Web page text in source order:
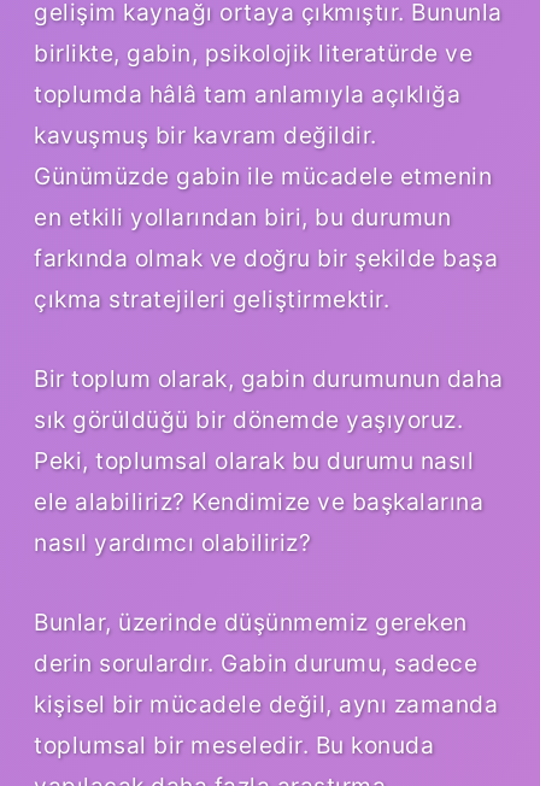
gelişim kaynağı ortaya çıkmıştır. Bununla
birlikte, gabin, psikolojik literatürde ve
toplumda hâlâ tam anlamıyla açıklığa
kavuşmuş bir kavram değildir.
Günümüzde gabin ile mücadele etmenin
en etkili yollarından biri, bu durumun
farkında olmak ve doğru bir şekilde başa
çıkma stratejileri geliştirmektir.
Bir toplum olarak, gabin durumunun daha
sık görüldüğü bir dönemde yaşıyoruz.
Peki, toplumsal olarak bu durumu nasıl
ele alabiliriz? Kendimize ve başkalarına
nasıl yardımcı olabiliriz?
Bunlar, üzerinde düşünmemiz gereken
derin sorulardır. Gabin durumu, sadece
kişisel bir mücadele değil, aynı zamanda
toplumsal bir meseledir. Bu konuda